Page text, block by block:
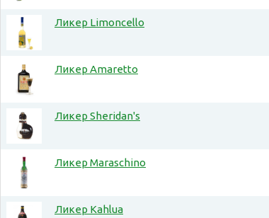
Ликер Limoncello
Ликер Amaretto
Ликер Sheridan's
Ликер Maraschino
Ликер Kahlua